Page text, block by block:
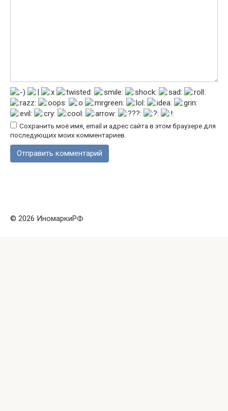
Сохранить моё имя, email и адрес сайта в этом браузере для
последующих моих комментариев.
© 2026 ИномаркиРФ